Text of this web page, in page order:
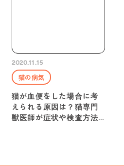
2020.11.15
猫の病気
猫が血便をした場合に考
えられる原因は？猫専門
獣医師が症状や検査方法